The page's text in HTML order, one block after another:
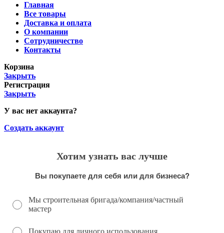
Главная
Все товары
Доставка и оплата
О компании
Сотрудничество
Контакты
Корзина
Закрыть
Регистрация
Закрыть
У вас нет аккаунта?
Создать аккаунт
Хотим узнать вас лучше
Вы покупаете для себя или для бизнеса?
Мы строительная бригада/компания/частный
мастер